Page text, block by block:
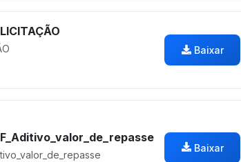
Baixar
Baixar